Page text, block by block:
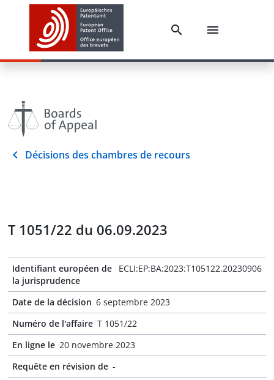
Décisions des chambres de recours
T 1051/22 du 06.09.2023
Identifiant européen de
la jurisprudence
ECLI:EP:BA:2023:T105122.20230906
Date de la décision 6 septembre 2023
Numéro de l'affaire T 1051/22
En ligne le 20 novembre 2023
Requête en révision de -